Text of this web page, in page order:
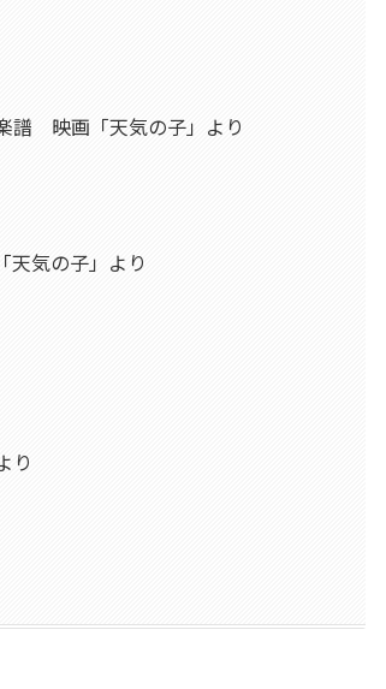
譜 映画「天気の子」より
天気の子」より
り